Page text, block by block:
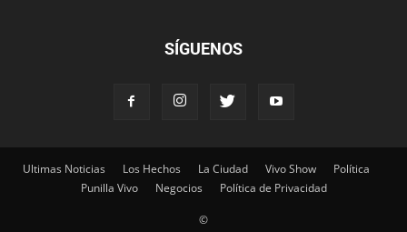
SÍGUENOS
Ultimas Noticias Los Hechos La Ciudad Vivo Show
Política
Punilla Vivo
Negocios Política de Privacidad
©